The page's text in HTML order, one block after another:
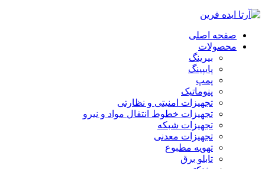
صفحه اصلی
محصولات
بیرینگ
پایپینگ
پمپ
پنوماتیک
تجهیزات امنیتی و نظارتی
تجهیزات خطوط انتقال مواد و نیرو
تجهیزات شبکه
تجهیزات معدنی
تهویه مطبوع
تابلو برق